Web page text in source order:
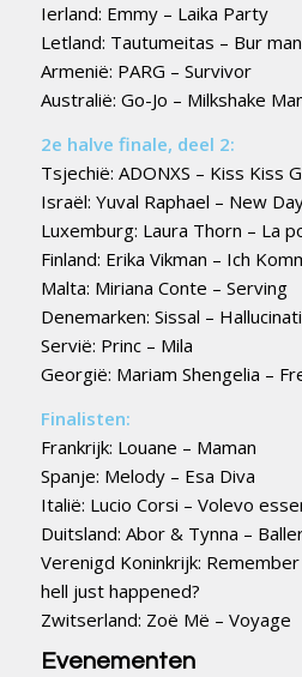
Ierland: Emmy – Laika Party
Letland: Tautumeitas – Bur
Armenië: PARG – Survivor
Australië: Go-Jo – Milkshake
2e halve finale, deel 2:
Tsjechië: ADONXS – Kiss Kiss
Israël: Yuval Raphael – New
Luxemburg: Laura Thorn – La
Finland: Erika Vikman – Ich
Malta: Miriana Conte – Serving
Denemarken: Sissal –
Servië: Princ – Mila
Georgië: Mariam Shengelia –
Finalisten:
Frankrijk: Louane – Maman
Spanje: Melody – Esa Diva
Italië: Lucio Corsi – Volevo
Duitsland: Abor & Tynna –
Verenigd Koninkrijk:
hell just happened?
Zwitserland: Zoë Më – Voyage
Evenementen